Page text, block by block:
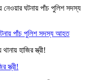
পাঁচ পুলিশ সদস্য আহত
স্ত্রী!